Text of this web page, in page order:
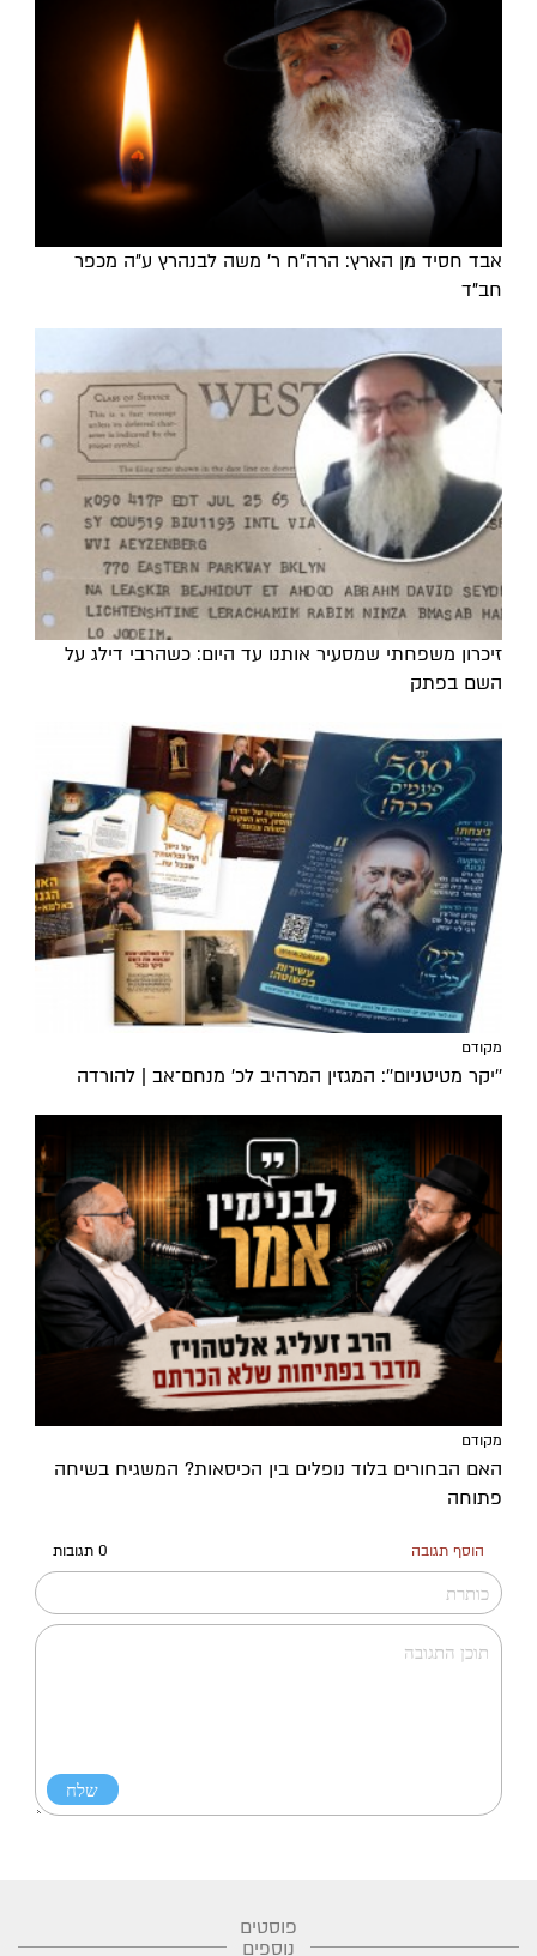
אבד חסיד מן הארץ: הרה"ח ר' משה לבנהרץ ע"ה מכפר
חב"ד
זיכרון משפחתי שמסעיר אותנו עד היום: כשהרבי דילג על
השם בפתק
מקודם
''יקר מטיטניום'': המגזין המרהיב לכ’ מנחם־אב | להורדה
מקודם
האם הבחורים בלוד נופלים בין הכיסאות? המשגיח בשיחה
פתוחה
הוסף תגובה 0 תגובות
פוסטים
נוספים